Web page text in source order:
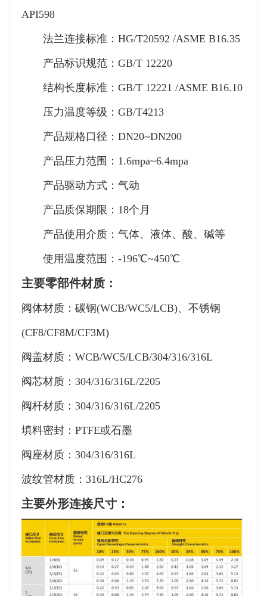
API598
法兰连接标准：HG/T20592 /ASME B16.35
产品标识规范：GB/T 12220
结构长度标准：GB/T 12221 /ASME B16.10
压力温度等级：GB/T4213
产品规格口径：DN20~DN200
产品压力范围：1.6mpa~6.4mpa
产品驱动方式：气动
产品质保期限：18个月
产品使用介质：气体、液体、酸、碱等
使用温度范围：-196℃~450℃
主要零部件材质：
阀体材质：碳钢(WCB/WC5/LCB)、不锈钢
(CF8/CF8M/CF3M)
阀盖材质：WCB/WC5/LCB/304/316/316L
阀芯材质：304/316/316L/2205
阀杆材质：304/316/316L/2205
填料密封：PTFE或石墨
阀座材质：304/316/316L
波纹管材质：316L/HC276
主要外形连接尺寸：